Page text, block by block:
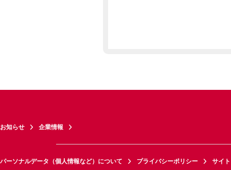
お知らせ 企業情報
パーソナルデータ（個人情報など）について プライバシーポリシー サイ